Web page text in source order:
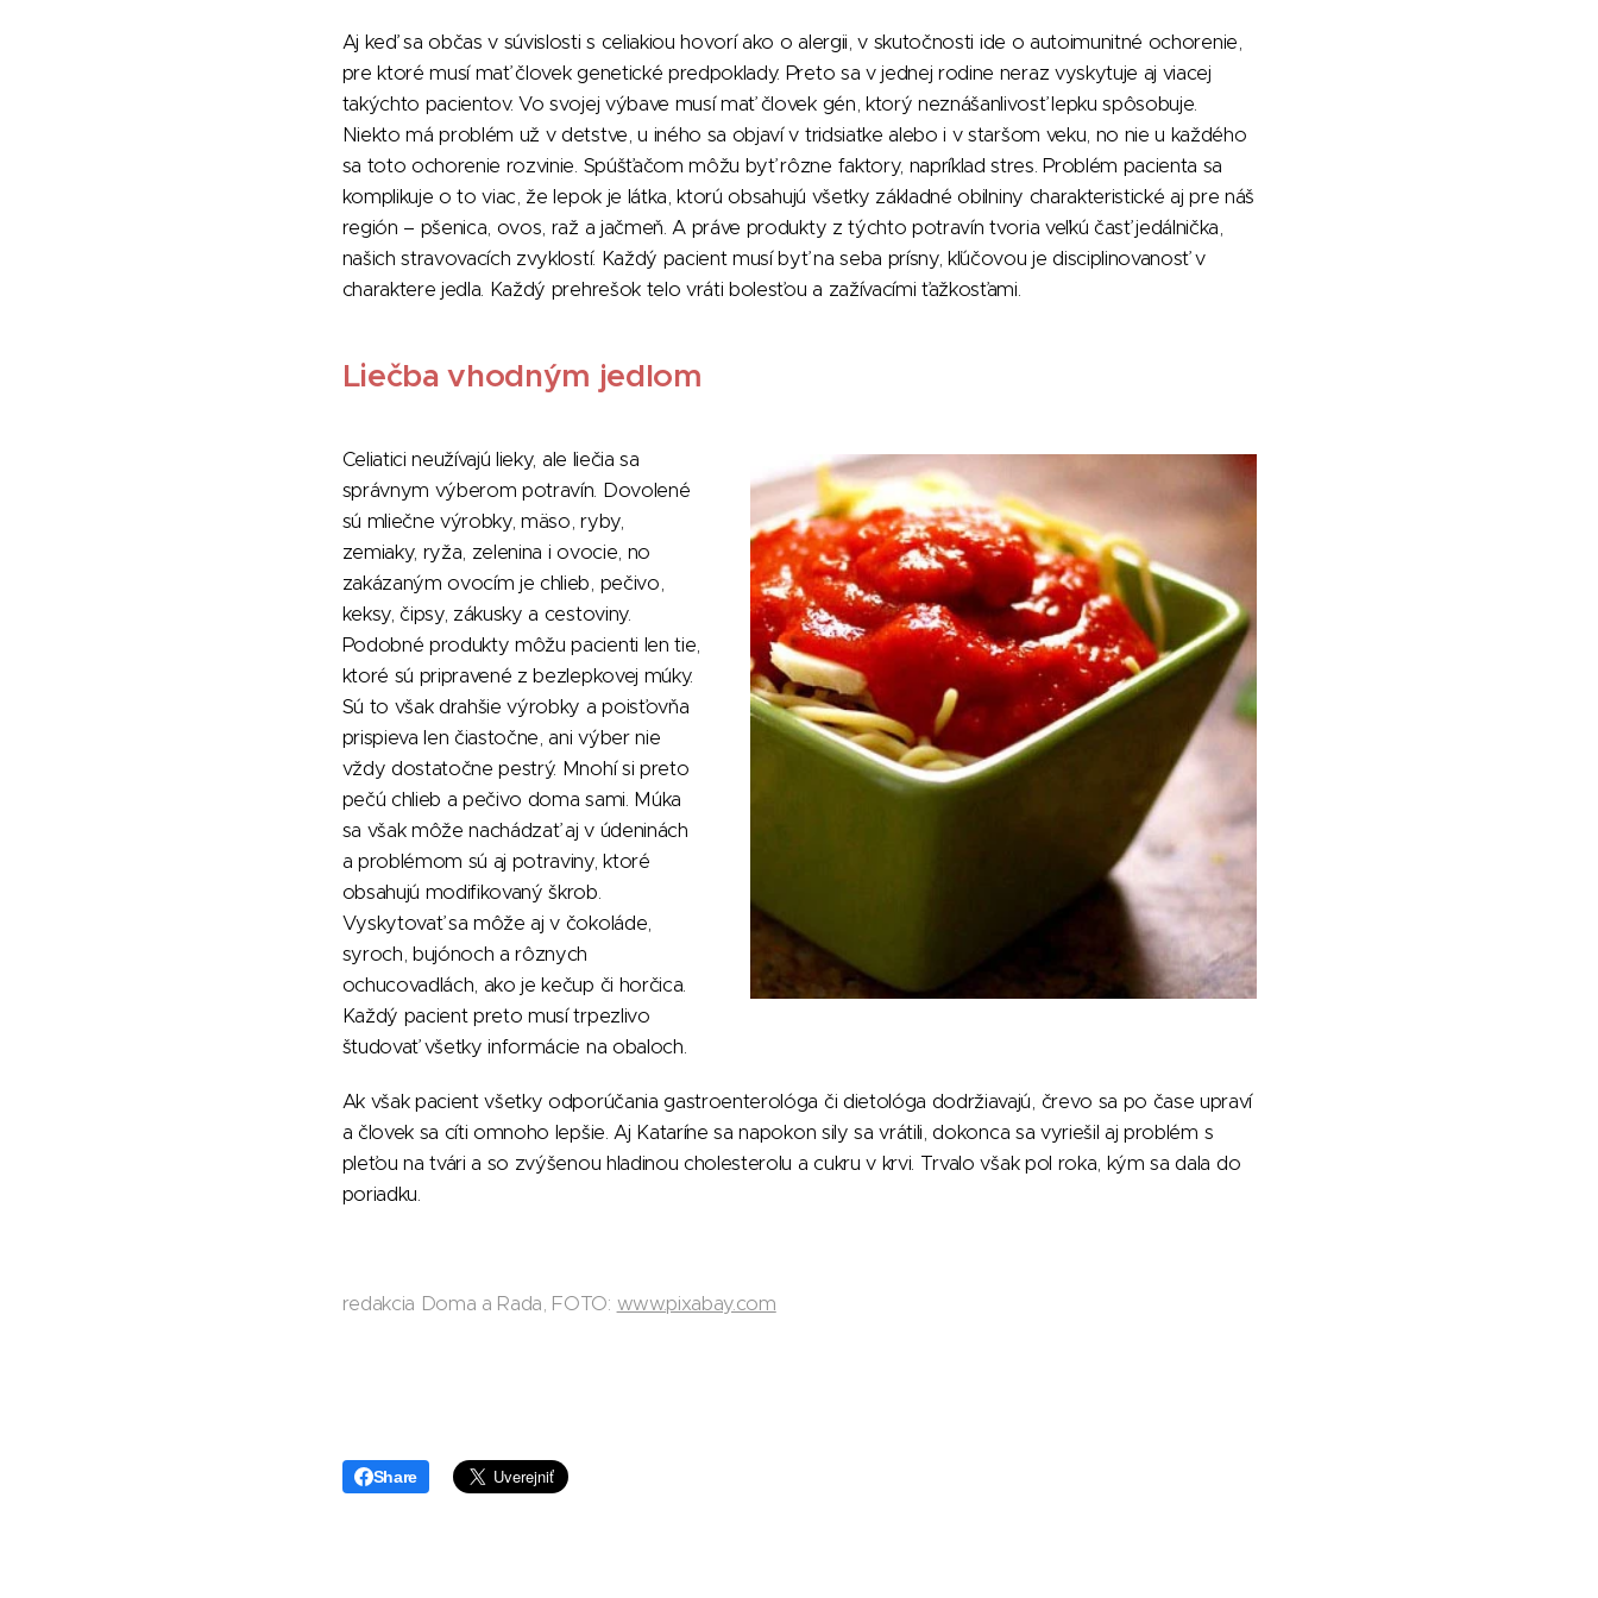
Aj keď sa občas v súvislosti s celiakiou hovorí ako o alergii, v skutočnosti ide o autoimunitné ochorenie,
pre ktoré musí mať človek genetické predpoklady. Preto sa v jednej rodine neraz vyskytuje aj viacej
takýchto pacientov. Vo svojej výbave musí mať človek gén, ktorý neznášanlivosť lepku spôsobuje.
Niekto má problém už v detstve, u iného sa objaví v tridsiatke alebo i v staršom veku, no nie u každého
sa toto ochorenie rozvinie. Spúšťačom môžu byť rôzne faktory, napríklad stres. Problém pacienta sa
komplikuje o to viac, že lepok je látka, ktorú obsahujú všetky základné obilniny charakteristické aj pre náš
región – pšenica, ovos, raž a jačmeň. A práve produkty z týchto potravín tvoria veľkú časť jedálnička,
našich stravovacích zvyklostí. Každý pacient musí byť na seba prísny, kľúčovou je disciplinovanosť v
charaktere jedla. Každý prehrešok telo vráti bolesťou a zažívacími ťažkosťami.
Liečba vhodným jedlom
Celiatici neužívajú lieky, ale liečia sa
správnym výberom potravín. Dovolené
sú mliečne výrobky, mäso, ryby,
zemiaky, ryža, zelenina i ovocie, no
zakázaným ovocím je chlieb, pečivo,
keksy, čipsy, zákusky a cestoviny.
Podobné produkty môžu pacienti len tie,
ktoré sú pripravené z bezlepkovej múky.
Sú to však drahšie výrobky a poisťovňa
prispieva len čiastočne, ani výber nie
vždy dostatočne pestrý. Mnohí si preto
pečú chlieb a pečivo doma sami. Múka
sa však môže nachádzať aj v údeninách
a problémom sú aj potraviny, ktoré
obsahujú modifikovaný škrob.
Vyskytovať sa môže aj v čokoláde,
syroch, bujónoch a rôznych
ochucovadlách, ako je kečup či horčica.
Každý pacient preto musí trpezlivo
študovať všetky informácie na obaloch.
Ak však pacient všetky odporúčania gastroenterológa či dietológa dodržiavajú, črevo sa po čase upraví
a človek sa cíti omnoho lepšie. Aj Kataríne sa napokon sily sa vrátili, dokonca sa vyriešil aj problém s
pleťou na tvári a so zvýšenou hladinou cholesterolu a cukru v krvi. Trvalo však pol roka, kým sa dala do
poriadku.
redakcia Doma a Rada, FOTO: www.pixabay.com
Share